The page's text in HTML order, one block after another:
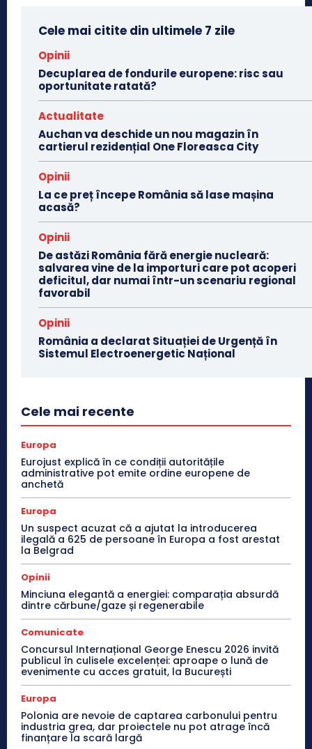
Cele mai citite din ultimele 7 zile
Opinii
Decuplarea de fondurile europene: risc sau
oportunitate ratată?
Actualitate
Auchan va deschide un nou magazin în
cartierul rezidențial One Floreasca City
Opinii
La ce preț începe România să lase mașina
acasă?
Opinii
De astăzi România fără energie nucleară:
salvarea vine de la importuri care pot acoperi
deficitul, dar numai într-un scenariu regional
favorabil
Opinii
România a declarat Situației de Urgență în
Sistemul Electroenergetic Național
Cele mai recente
Europa
Eurojust explică în ce condiții autoritățile
administrative pot emite ordine europene de
anchetă
Europa
Un suspect acuzat că a ajutat la introducerea
ilegală a 625 de persoane în Europa a fost arestat
la Belgrad
Opinii
Minciuna elegantă a energiei: comparația absurdă
dintre cărbune/gaze și regenerabile
Comunicate
Concursul Internațional George Enescu 2026 invită
publicul în culisele excelenței: aproape o lună de
evenimente cu acces gratuit, la București
Europa
Polonia are nevoie de captarea carbonului pentru
industria grea, dar proiectele nu pot atrage încă
finanțare la scară largă